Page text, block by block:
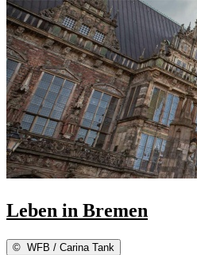
Leben in Bremen
© WFB / Carina Tank